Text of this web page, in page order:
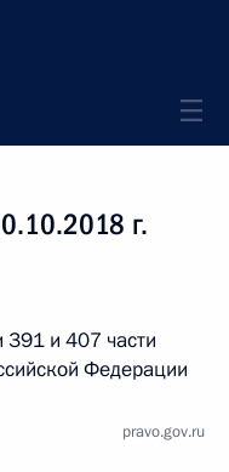
г.
391 и 407 части
Федерации
pravo.gov.ru